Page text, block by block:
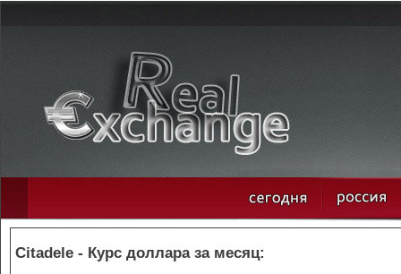
Citadele - Курс доллара за месяц: